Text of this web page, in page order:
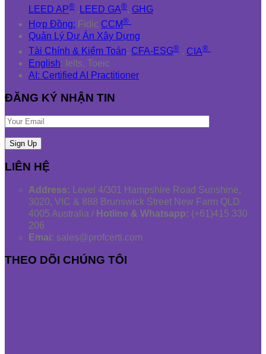
LEED AP® , LEED GA®, GHG
Hợp Đồng: Fidic CCM®
Quản Lý Dự Án Xây Dựng
Tài Chính & Kiểm Toán: CFA-ESG® , CIA®
English: Ielts, Toeic
AI: Certified AI Practitioner
ĐĂNG KÝ NHẬN TIN
LIÊN HỆ
Address: Level 4/301 Hampshire Road Sunshine,
3020, VIC & 888 Brunswick Street New Farm QLD
4005 Australia / Hotline & Whatsapp: (+61)415 330
206
Emai: sales@profcerti.com
THEO DÕI CHÚNG TÔI